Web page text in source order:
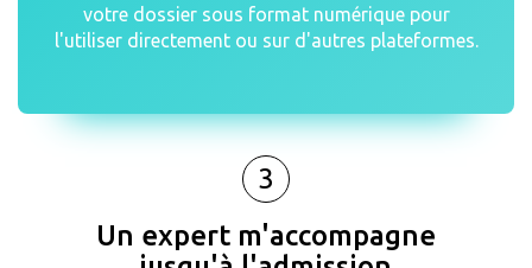
votre dossier sous format numérique pour
l'utiliser directement ou sur d'autres plateformes.
3
Un expert m'accompagne